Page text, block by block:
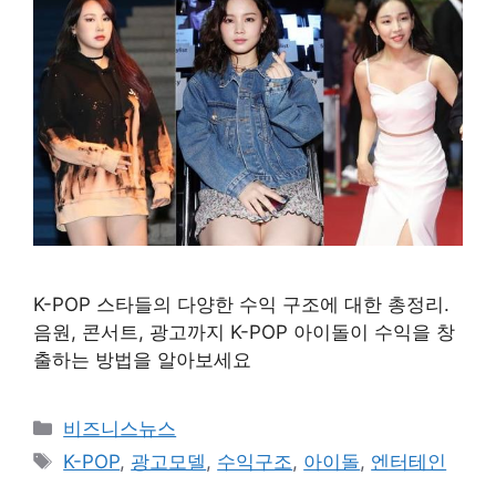
K-POP 스타들의 다양한 수익 구조에 대한 총정리.
음원, 콘서트, 광고까지 K-POP 아이돌이 수익을 창
출하는 방법을 알아보세요
카
테
비즈니스뉴스
태
K-POP, 광고모델, 수익구조, 아이돌, 엔터테인